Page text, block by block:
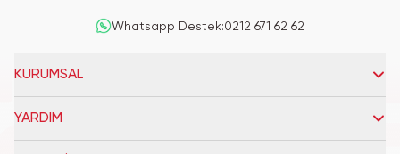
Whatsapp Destek:0212 671 62 62
KURUMSAL
YARDIM